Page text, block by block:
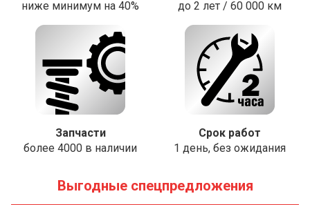
ниже минимум на 40%
до 2 лет / 60 000 км
Запчасти
более 4000 в наличии
Срок работ
1 день, без ожидания
Выгодные спецпредложения